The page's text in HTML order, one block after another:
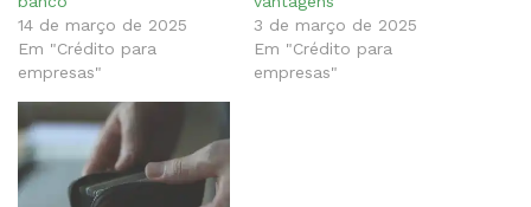
14 de março de 2025
Em "Crédito para
empresas"
3 de março de 2025
Em "Crédito para
empresas"